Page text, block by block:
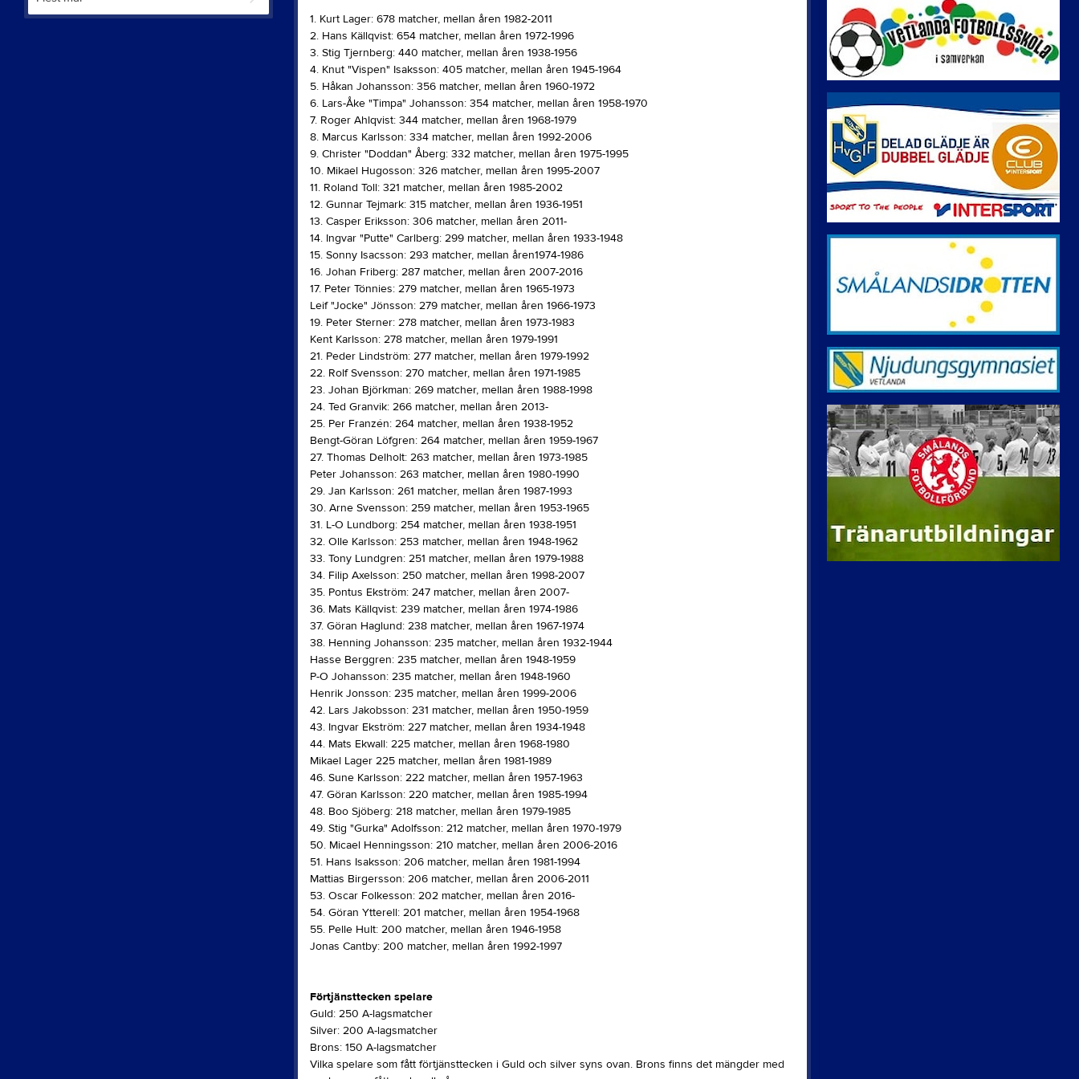
Idrottsplatsen
Logga in i FOGIS
Bingo
Gamla GIF:are
Resultat 2010-2025
Herrseniorer
Spelprogram 2026
Historia
Föreningshistorik
Flest matcher
Flest mål
Resultat 2023
Resultat 2021
Resultat 2020
Resultat 2019
Resultat 2017
Resultat 2016
Resultat 2015
Resultat 2014
Resultat 2011
1. Kurt Lager: 678 matcher, mellan åren 1982-2011
2. Hans Källqvist: 654 matcher, mellan åren 1972-1996
3. Stig Tjernberg: 440 matcher, mellan åren 1938-1956
4. Knut "Vispen" Isaksson: 405 matcher, mellan åren 1945-1964
5. Håkan Johansson: 356 matcher, mellan åren 1960-1972
6. Lars-Åke "Timpa" Johansson: 354 matcher, mellan åren 1958-1970
7. Roger Ahlqvist: 344 matcher, mellan åren 1968-1979
8. Marcus Karlsson: 334 matcher, mellan åren 1992-2006
9. Christer "Doddan" Åberg: 332 matcher, mellan åren 1975-1995
10. Mikael Hugosson: 326 matcher, mellan åren 1995-2007
11. Roland Toll: 321 matcher, mellan åren 1985-2002
12. Gunnar Tejmark: 315 matcher, mellan åren 1936-1951
13. Casper Eriksson: 306 matcher, mellan åren 2011-
14. Ingvar "Putte" Carlberg: 299 matcher, mellan åren 1933-1948
15. Sonny Isacsson: 293 matcher, mellan åren1974-1986
16. Johan Friberg: 287 matcher, mellan åren 2007-2016
17. Peter Tönnies: 279 matcher, mellan åren 1965-1973
Leif "Jocke" Jönsson: 279 matcher, mellan åren 1966-1973
19. Peter Sterner: 278 matcher, mellan åren 1973-1983
Kent Karlsson: 278 matcher, mellan åren 1979-1991
21. Peder Lindström: 277 matcher, mellan åren 1979-1992
22. Rolf Svensson: 270 matcher, mellan åren 1971-1985
23. Johan Björkman: 269 matcher, mellan åren 1988-1998
24. Ted Granvik: 266 matcher, mellan åren 2013-
25. Per Franzén: 264 matcher, mellan åren 1938-1952
Bengt-Göran Löfgren: 264 matcher, mellan åren 1959-1967
27. Thomas Delholt: 263 matcher, mellan åren 1973-1985
Peter Johansson: 263 matcher, mellan åren 1980-1990
29. Jan Karlsson: 261 matcher, mellan åren 1987-1993
30. Arne Svensson: 259 matcher, mellan åren 1953-1965
31. L-O Lundborg: 254 matcher, mellan åren 1938-1951
32. Olle Karlsson: 253 matcher, mellan åren 1948-1962
33. Tony Lundgren: 251 matcher, mellan åren 1979-1988
34. Filip Axelsson: 250 matcher, mellan åren 1998-2007
35. Pontus Ekström: 247 matcher, mellan åren 2007-
36. Mats Källqvist: 239 matcher, mellan åren 1974-1986
37. Göran Haglund: 238 matcher, mellan åren 1967-1974
38. Henning Johansson: 235 matcher, mellan åren 1932-1944
Hasse Berggren: 235 matcher, mellan åren 1948-1959
P-O Johansson: 235 matcher, mellan åren 1948-1960
Henrik Jonsson: 235 matcher, mellan åren 1999-2006
42. Lars Jakobsson: 231 matcher, mellan åren 1950-1959
43. Ingvar Ekström: 227 matcher, mellan åren 1934-1948
44. Mats Ekwall: 225 matcher, mellan åren 1968-1980
Mikael Lager 225 matcher, mellan åren 1981-1989
46. Sune Karlsson: 222 matcher, mellan åren 1957-1963
47. Göran Karlsson: 220 matcher, mellan åren 1985-1994
48. Boo Sjöberg: 218 matcher, mellan åren 1979-1985
49. Stig "Gurka" Adolfsson: 212 matcher, mellan åren 1970-1979
50. Micael Henningsson: 210 matcher, mellan åren 2006-2016
51. Hans Isaksson: 206 matcher, mellan åren 1981-1994
Mattias Birgersson: 206 matcher, mellan åren 2006-2011
53. Oscar Folkesson: 202 matcher, mellan åren 2016-
54. Göran Ytterell: 201 matcher, mellan åren 1954-1968
55. Pelle Hult: 200 matcher, mellan åren 1946-1958
Jonas Cantby: 200 matcher, mellan åren 1992-1997
Förtjänsttecken spelare
Guld: 250 A-lagsmatcher
Silver: 200 A-lagsmatcher
Brons: 150 A-lagsmatcher
Vilka spelare som fått förtjänsttecken i Guld och silver syns ovan. Brons finns det mängder med